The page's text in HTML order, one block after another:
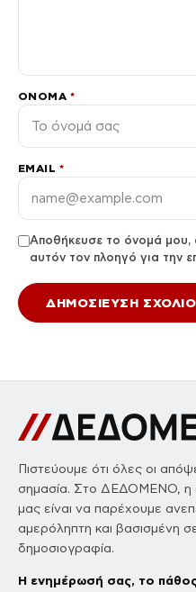
ΌΝΟΜΑ *
EMAIL *
Αποθήκευσε το όνομά μου,
αυτόν τον πλοηγό για την
Πιστεύουμε ότι όλες οι
σημασία. Στο ΔΕΔΟΜΕΝΟ, η
μας είναι να παρέχουμε
αμερόληπτη και βασισμένη
δημοσιογραφία.
Η ενημέρωσή σας, το